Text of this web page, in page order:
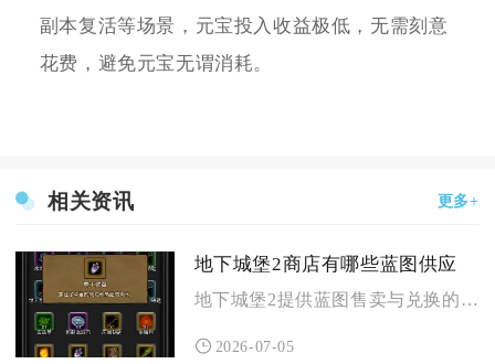
副本复活等场景，元宝投入收益极低，无需刻意
花费，避免元宝无谓消耗。
相关资讯 更多+
地下城堡2商店有哪些蓝图供应
地下城堡2提供蓝图售卖与兑换的商店主要分为庇护所市场、城堡红...
2026-07-05